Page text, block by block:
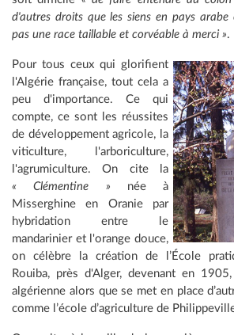
d'autres droits que les siens en pays arabe
pas une race taillable et corvéable à merci ».
Pour tous ceux qui glorifient
l'Algérie française, tout cela a
peu d'importance. Ce qui
compte, ce sont les réussites
de développement agricole, la
viticulture, l'arboriculture,
l'agrumiculture. On cite la
« Clémentine » née à
Misserghine en Oranie par
hybridation entre le
mandarinier et l'orange douce,
on célèbre la création de l’École
Rouiba, près d'Alger, devenant en 1905,
algérienne alors que se met en place
comme l’école d’agriculture de